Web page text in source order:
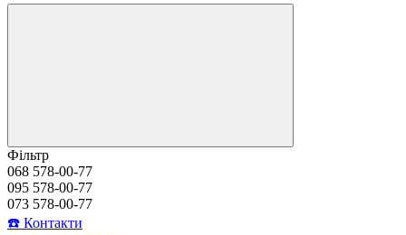
Фільтр
068 578-00-77
095 578-00-77
073 578-00-77
☎️ Контакти